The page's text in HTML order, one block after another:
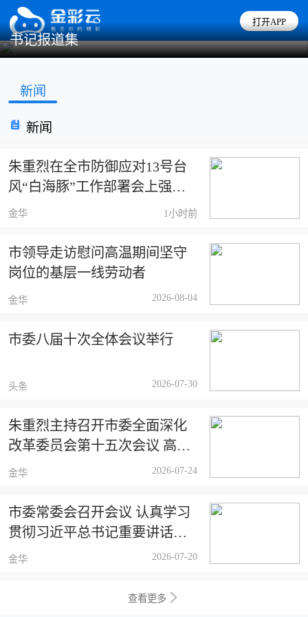
打开APP
书记报道集
新闻
新闻
朱重烈在全市防御应对13号台
风“白海豚”工作部署会上强
调：全方位发力 体系化应战 坚
金华 1小时前
市领导走访慰问高温期间坚守
岗位的基层一线劳动者
金华 2026-08-04
市委八届十次全体会议举行
头条 2026-07-30
朱重烈主持召开市委全面深化
改革委员会第十五次会议 高质
量发展建设共同富裕示范区推
金华 2026-07-24
市委常委会召开会议 认真学习
贯彻习近平总书记重要讲话重
要指示精神 研究部署我市下半
金华 2026-07-20
查看更多